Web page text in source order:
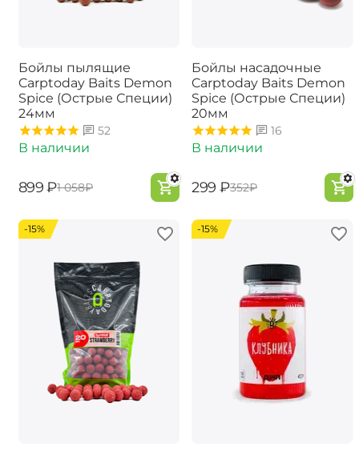
Бойлы пылящие
Carptoday Baits Demon
Spice (Острые Специи)
24мм
52
В наличии
‍899‍ ₽‍1 058‍₽
Бойлы насадочные
Carptoday Baits Demon
Spice (Острые Специи)
20мм
16
В наличии
‍299‍ ₽‍352‍₽
-15% -15%